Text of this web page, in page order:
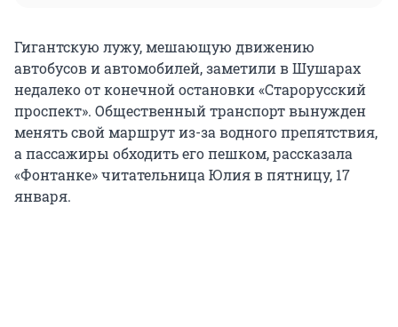
Гигантскую лужу, мешающую движению
автобусов и автомобилей, заметили в Шушарах
недалеко от конечной остановки «Старорусский
проспект». Общественный транспорт вынужден
менять свой маршрут из-за водного препятствия,
а пассажиры обходить его пешком, рассказала
«Фонтанке» читательница Юлия в пятницу, 17
января.